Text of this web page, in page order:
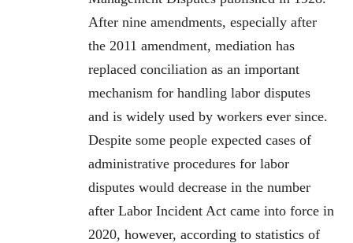
After nine amendments, especially after
the 2011 amendment, mediation has
replaced conciliation as an important
mechanism for handling labor disputes
and is widely used by workers ever since.
Despite some people expected cases of
administrative procedures for labor
disputes would decrease in the number
after Labor Incident Act came into force in
2020, however, according to statistics of